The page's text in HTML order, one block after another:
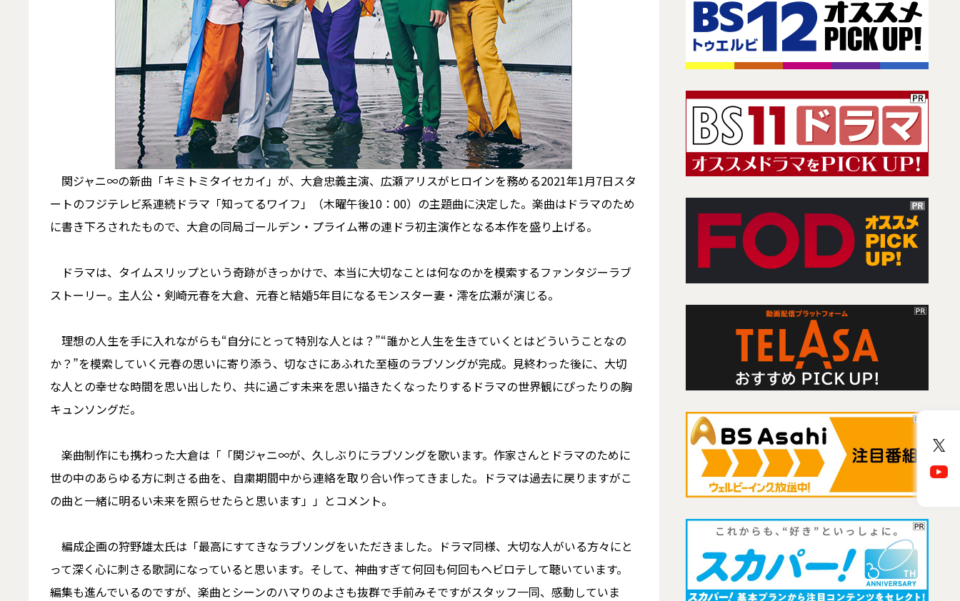
関ジャニ∞の新曲「キミトミタイセカイ」が、大倉忠義主演、広瀬アリスがヒロインを務める2021年1月7日スタ
ートのフジテレビ系連続ドラマ「知ってるワイフ」（木曜午後10：00）の主題曲に決定した。楽曲はドラマのため
に書き下ろされたもので、大倉の同局ゴールデン・プライム帯の連ドラ初主演作となる本作を盛り上げる。
ドラマは、タイムスリップという奇跡がきっかけで、本当に大切なことは何なのかを模索するファンタジーラブ
ストーリー。主人公・剣崎元春を大倉、元春と結婚5年目になるモンスター妻・澪を広瀬が演じる。
理想の人生を手に入れながらも“自分にとって特別な人とは？”“誰かと人生を生きていくとはどういうことなの
か？”を模索していく元春の思いに寄り添う、切なさにあふれた至極のラブソングが完成。見終わった後に、大切
な人との幸せな時間を思い出したり、共に過ごす未来を思い描きたくなったりするドラマの世界観にぴったりの胸
キュンソングだ。
楽曲制作にも携わった大倉は「「関ジャニ∞が、久しぶりにラブソングを歌います。作家さんとドラマのために
世の中のあらゆる方に刺さる曲を、自粛期間中から連絡を取り合い作ってきました。ドラマは過去に戻りますがこ
の曲と一緒に明るい未来を照らせたらと思います」」とコメント。
編成企画の狩野雄太氏は「最高にすてきなラブソングをいただきました。ドラマ同様、大切な人がいる方々にと
って深く心に刺さる歌詞になっていると思います。そして、神曲すぎて何回も何回もヘビロテして聴いています。
編集も進んでいるのですが、楽曲とシーンのハマりのよさも抜群で手前みそですがスタッフ一同、感動していま